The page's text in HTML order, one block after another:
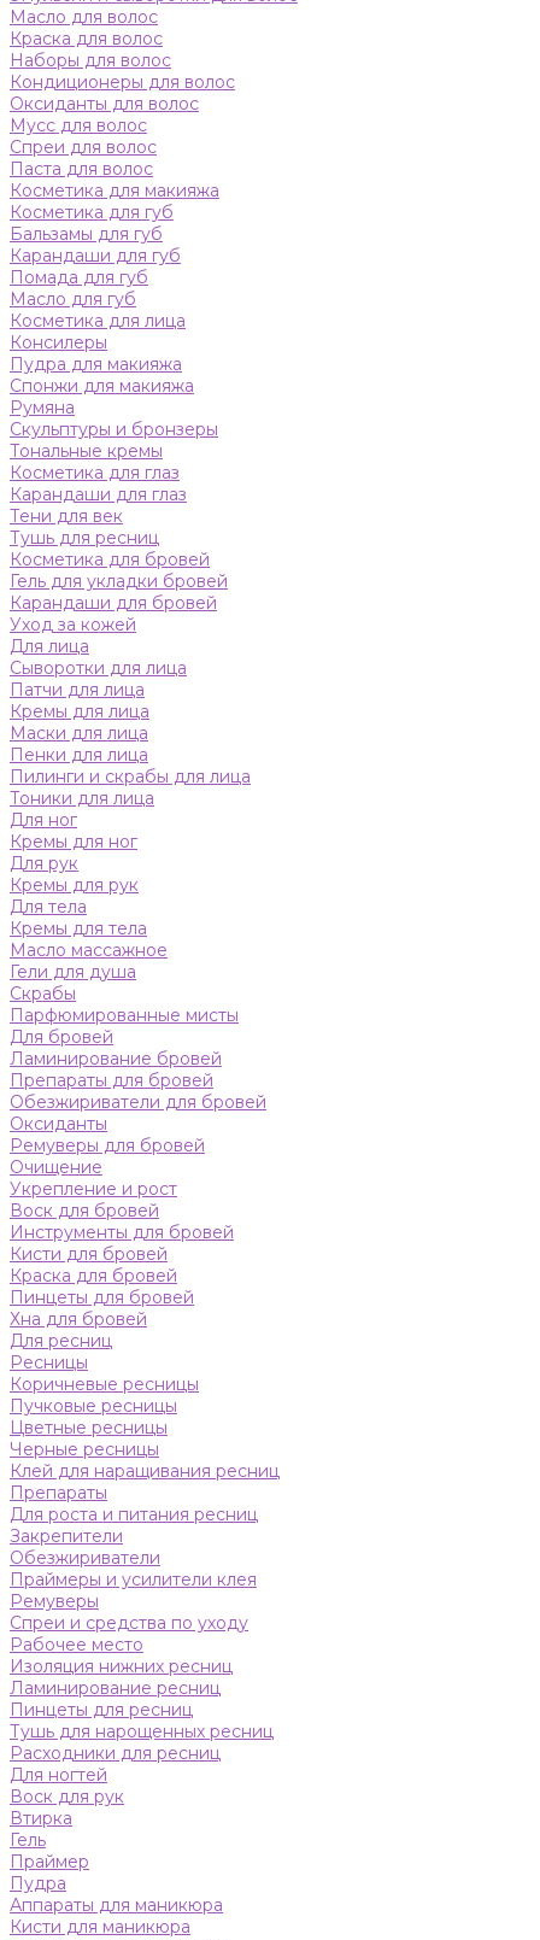
Масло для волос
Краска для волос
Наборы для волос
Кондиционеры для волос
Оксиданты для волос
Мусс для волос
Спреи для волос
Паста для волос
Косметика для макияжа
Косметика для губ
Бальзамы для губ
Карандаши для губ
Помада для губ
Масло для губ
Косметика для лица
Консилеры
Пудра для макияжа
Спонжи для макияжа
Румяна
Скульптуры и бронзеры
Тональные кремы
Косметика для глаз
Карандаши для глаз
Тени для век
Тушь для ресниц
Косметика для бровей
Гель для укладки бровей
Карандаши для бровей
Уход за кожей
Для лица
Сыворотки для лица
Патчи для лица
Кремы для лица
Маски для лица
Пенки для лица
Пилинги и скрабы для лица
Тоники для лица
Для ног
Кремы для ног
Для рук
Кремы для рук
Для тела
Кремы для тела
Масло массажное
Гели для душа
Скрабы
Парфюмированные мисты
Для бровей
Ламинирование бровей
Препараты для бровей
Обезжириватели для бровей
Оксиданты
Ремуверы для бровей
Очищение
Укрепление и рост
Воск для бровей
Инструменты для бровей
Кисти для бровей
Краска для бровей
Пинцеты для бровей
Хна для бровей
Для ресниц
Ресницы
Коричневые ресницы
Пучковые ресницы
Цветные ресницы
Черные ресницы
Клей для наращивания ресниц
Препараты
Для роста и питания ресниц
Закрепители
Обезжириватели
Праймеры и усилители клея
Ремуверы
Спреи и средства по уходу
Рабочее место
Изоляция нижних ресниц
Ламинирование ресниц
Пинцеты для ресниц
Тушь для нарощенных ресниц
Расходники для ресниц
Для ногтей
Воск для рук
Втирка
Гель
Праймер
Пудра
Аппараты для маникюра
Кисти для маникюра